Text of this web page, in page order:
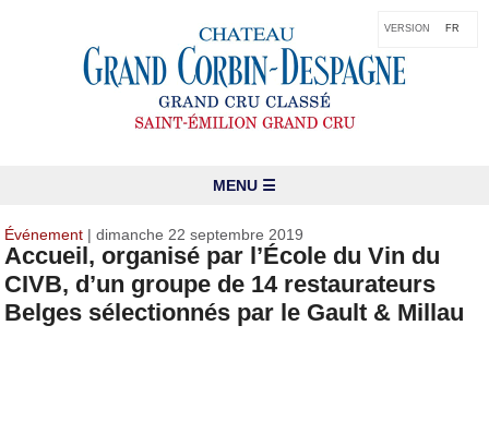
VERSION FR
MENU ☰
Événement | dimanche 22 septembre 2019
Accueil, organisé par l’École du Vin du
CIVB, d’un groupe de 14 restaurateurs
Belges sélectionnés par le Gault & Millau